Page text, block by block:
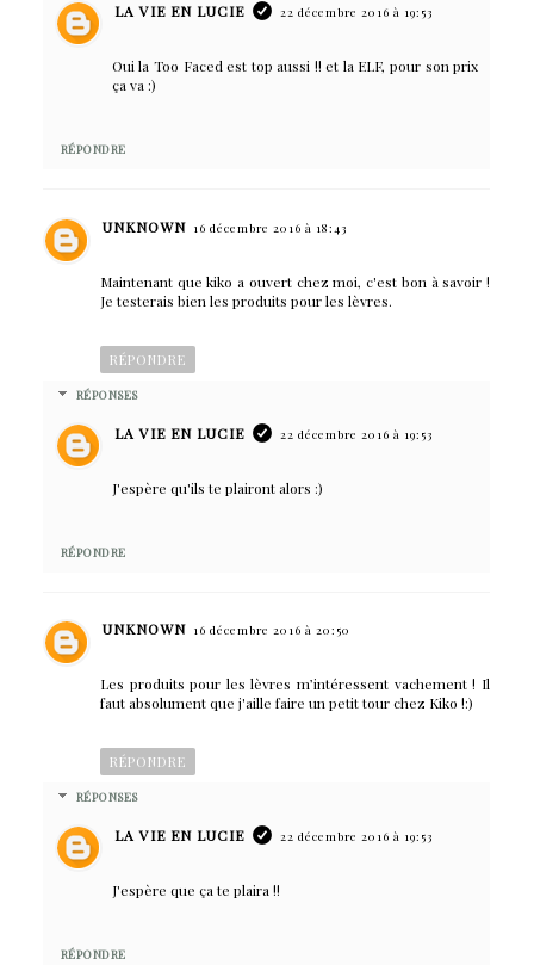
LA VIE EN LUCIE 22 décembre 2016 à 19:53
Oui la Too Faced est top aussi !! et la ELF, pour son prix
ça va :)
RÉPONDRE
UNKNOWN 16 décembre 2016 à 18:43
Maintenant que kiko a ouvert chez moi, c'est bon à savoir !
Je testerais bien les produits pour les lèvres.
RÉPONDRE
RÉPONSES
LA VIE EN LUCIE 22 décembre 2016 à 19:53
J'espère qu'ils te plairont alors :)
RÉPONDRE
UNKNOWN 16 décembre 2016 à 20:50
Les produits pour les lèvres m’intéressent vachement ! Il
faut absolument que j'aille faire un petit tour chez Kiko !:)
RÉPONDRE
RÉPONSES
LA VIE EN LUCIE 22 décembre 2016 à 19:53
J'espère que ça te plaira !!
RÉPONDRE